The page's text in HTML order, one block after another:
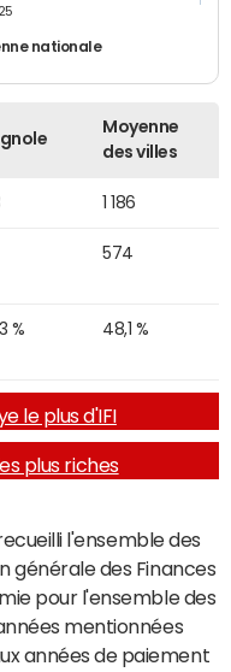
nationale
Moyenne
des villes
1 186
574
% 48,1 %
le plus d'IFI
plus riches
l'ensemble des
générale des Finances
pour l'ensemble des
mentionnées
années de paiement